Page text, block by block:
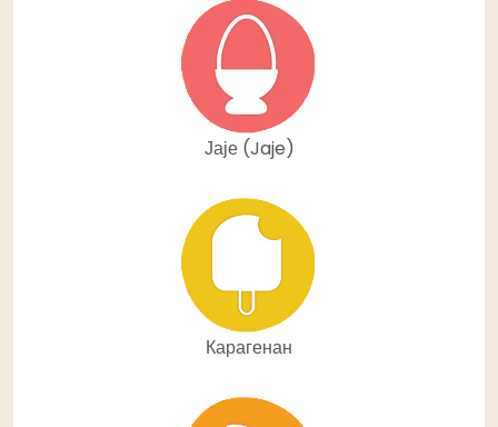
Јаје (Jaje)
Карагенан